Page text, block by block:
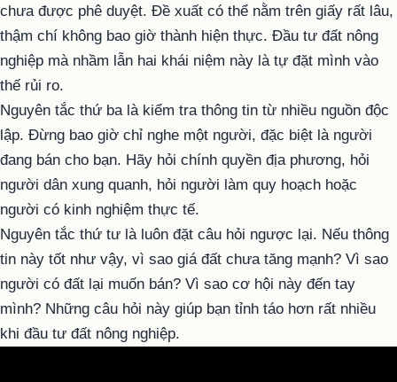
chưa được phê duyệt. Đề xuất có thể nằm trên giấy rất lâu,
thậm chí không bao giờ thành hiện thực. Đầu tư đất nông
nghiệp mà nhầm lẫn hai khái niệm này là tự đặt mình vào
thế rủi ro.
Nguyên tắc thứ ba là kiểm tra thông tin từ nhiều nguồn độc
lập. Đừng bao giờ chỉ nghe một người, đặc biệt là người
đang bán cho bạn. Hãy hỏi chính quyền địa phương, hỏi
người dân xung quanh, hỏi người làm quy hoạch hoặc
người có kinh nghiệm thực tế.
Nguyên tắc thứ tư là luôn đặt câu hỏi ngược lại. Nếu thông
tin này tốt như vậy, vì sao giá đất chưa tăng mạnh? Vì sao
người có đất lại muốn bán? Vì sao cơ hội này đến tay
mình? Những câu hỏi này giúp bạn tỉnh táo hơn rất nhiều
khi đầu tư đất nông nghiệp.